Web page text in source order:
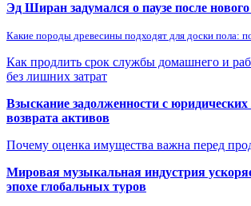
Эд Ширан задумался о паузе после
Какие породы древесины подходят для доски пола:
Как продлить срок службы домашнего и
без лишних затрат
Взыскание задолженности с юридических
возврата активов
Почему оценка имущества важна перед
Мировая музыкальная индустрия
эпохе глобальных туров